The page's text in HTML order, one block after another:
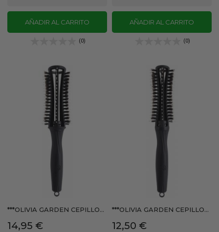
AÑADIR AL CARRITO
(0)
AÑADIR AL CARRITO
(0)
***OLIVIA GARDEN CEPILLO...
Precio
14,95 €
***OLIVIA GARDEN CEPILLO...
Precio
12,50 €